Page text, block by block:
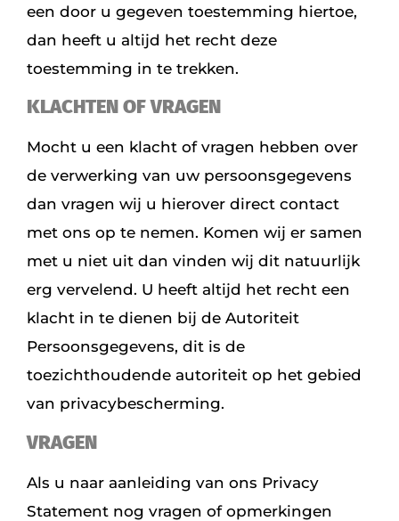
een door u gegeven toestemming hiertoe,
dan heeft u altijd het recht deze
toestemming in te trekken.
KLACHTEN OF VRAGEN
Mocht u een klacht of vragen hebben over
de verwerking van uw persoonsgegevens
dan vragen wij u hierover direct contact
met ons op te nemen. Komen wij er samen
met u niet uit dan vinden wij dit natuurlijk
erg vervelend. U heeft altijd het recht een
klacht in te dienen bij de Autoriteit
Persoonsgegevens, dit is de
toezichthoudende autoriteit op het gebied
van privacybescherming.
VRAGEN
Als u naar aanleiding van ons Privacy
Statement nog vragen of opmerkingen